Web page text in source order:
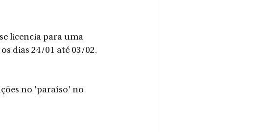
licencia para uma
dias 24/01 até 03/02.
no 'paraíso' no